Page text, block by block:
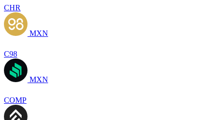
CHR
MXN
C98
MXN
COMP